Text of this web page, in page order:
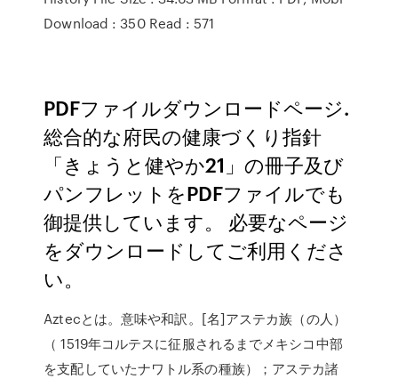
Download : 350 Read : 571
PDFファイルダウンロードページ.
総合的な府民の健康づくり指針
「きょうと健やか21」の冊子及び
パンフレットをPDFファイルでも
御提供しています。 必要なページ
をダウンロードしてご利用くださ
い。
Aztecとは。意味や和訳。[名]アステカ族（の人）
（ 1519年コルテスに征服されるまでメキシコ中部
を支配していたナワトル系の種族）；アステカ諸